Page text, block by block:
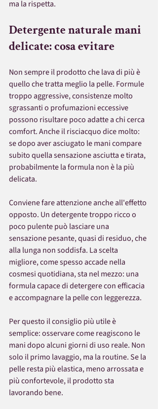
ma la rispetta.
Detergente naturale mani
delicate: cosa evitare
Non sempre il prodotto che lava di più è
quello che tratta meglio la pelle. Formule
troppo aggressive, consistenze molto
sgrassanti o profumazioni eccessive
possono risultare poco adatte a chi cerca
comfort. Anche il risciacquo dice molto:
se dopo aver asciugato le mani compare
subito quella sensazione asciutta e tirata,
probabilmente la formula non è la più
delicata.
Conviene fare attenzione anche all'effetto
opposto. Un detergente troppo ricco o
poco pulente può lasciare una
sensazione pesante, quasi di residuo, che
alla lunga non soddisfa. La scelta
migliore, come spesso accade nella
cosmesi quotidiana, sta nel mezzo: una
formula capace di detergere con efficacia
e accompagnare la pelle con leggerezza.
Per questo il consiglio più utile è
semplice: osservare come reagiscono le
mani dopo alcuni giorni di uso reale. Non
solo il primo lavaggio, ma la routine. Se la
pelle resta più elastica, meno arrossata e
più confortevole, il prodotto sta
lavorando bene.